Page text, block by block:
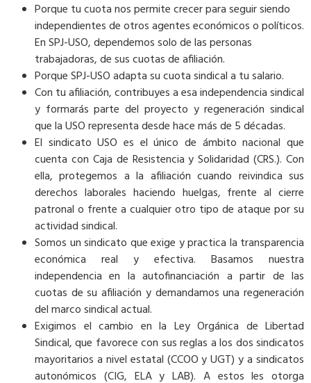
Porque tu cuota nos permite crecer para seguir siendo
independientes de otros agentes económicos o políticos.
En SPJ-USO, dependemos solo de las personas
trabajadoras, de sus cuotas de afiliación.
Porque SPJ-USO adapta su cuota sindical a tu salario.
Con tu afiliación, contribuyes a esa independencia sindical
y formarás parte del proyecto y regeneración sindical
que la USO representa desde hace más de 5 décadas.
El sindicato USO es el único de ámbito nacional que
cuenta con Caja de Resistencia y Solidaridad (CRS.). Con
ella, protegemos a la afiliación cuando reivindica sus
derechos laborales haciendo huelgas, frente al cierre
patronal o frente a cualquier otro tipo de ataque por su
actividad sindical.
Somos un sindicato que exige y practica la transparencia
económica real y efectiva. Basamos nuestra
independencia en la autofinanciación a partir de las
cuotas de su afiliación y demandamos una regeneración
del marco sindical actual.
Exigimos el cambio en la Ley Orgánica de Libertad
Sindical, que favorece con sus reglas a los dos sindicatos
mayoritarios a nivel estatal (CCOO y UGT) y a sindicatos
autonómicos (CIG, ELA y LAB). A estos les otorga